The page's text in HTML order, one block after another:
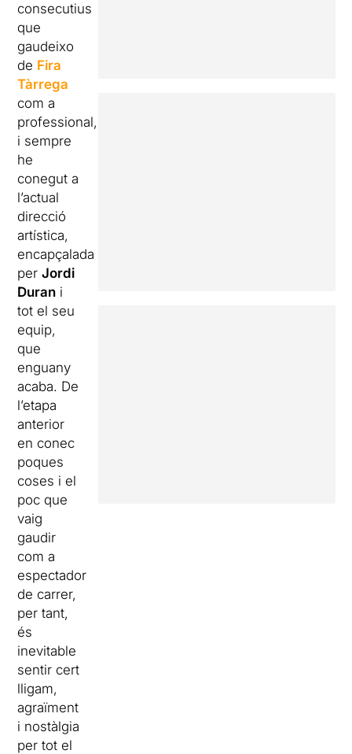
consecutius
que
gaudeixo
de Fira
Tàrrega
com a
professional,
i sempre
he
conegut a
l’actual
direcció
artística,
encapçalada
perJordi
Duran i
tot el seu
equip,
que
enguany
acaba. De
l’etapa
anterior
en conec
poques
coses i el
poc que
vaig
gaudir
com a
espectador
de carrer,
per tant,
és
inevitable
sentir cert
lligam,
agraïment
i nostàlgia
per tot el